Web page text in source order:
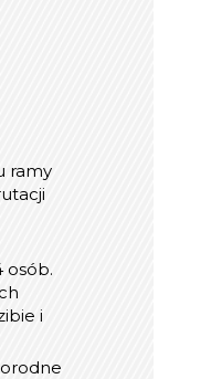
ramy
osób.
i
jak:
roku
w wersji
online